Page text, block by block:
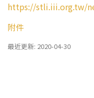
https://stli.iii.org.tw/
附件
最近更新: 2020-04-30